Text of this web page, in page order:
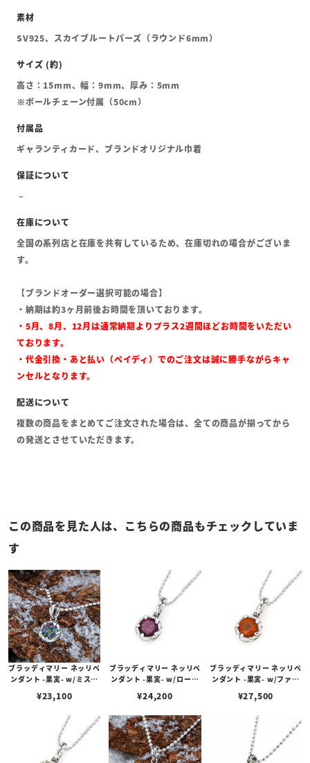
SV925、スカイブルートパーズ（ラウンド6mm）
高さ：15mm、幅：9mm、厚み：5mm
※ボールチェーン付属（50cm）
ギャランティカード、ブランドオリジナル巾着
全国の系列店と在庫を共有しているため、在庫切れの場合がございま
す。
【ブランドオーダー選択可能の場合】
・納期は約3ヶ月前後お時間を頂いております。
・5月、8月、12月は通常納期よりプラス2週間ほどお時間をいただい
ております。
・代金引換・あと払い（ペイディ）でのご注文は誠に勝手ながらキャ
ンセルとなります。
複数の商品をまとめてご注文された場合は、全ての商品が揃ってから
の発送とさせていただきます。
この商品を見た人は、こちらの商品もチェックしていま
す
ブラッディマリー ネッリペ
ンダント -果実- w/ミステ
¥23,100
ブラッディマリー ネッリペ
ンダント -果実- w/ロード
¥24,200
ブラッディマリー ネッリペ
ンダント -果実- w/ファイ
¥27,500